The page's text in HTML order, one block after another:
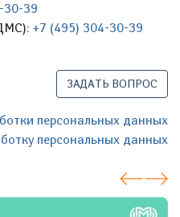
30-39
+7 (495) 304-30-39
ЗАДАТЬ ВОПРОС
персональных данных
персональных данных